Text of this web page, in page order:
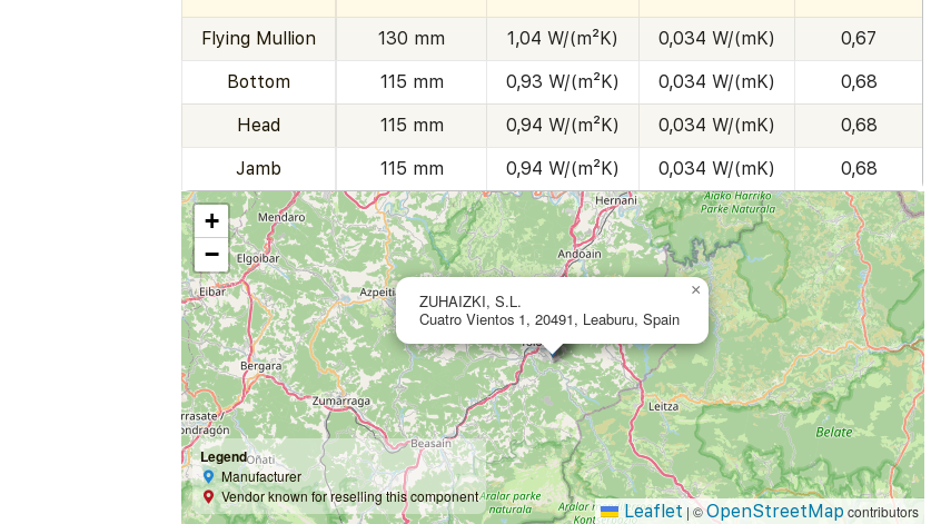
Flying Mullion 130 mm 1,04 W/(m²K) 0,034 W/(mK) 0,67
Bottom 115 mm 0,93 W/(m²K) 0,034 W/(mK) 0,68
Head 115 mm 0,94 W/(m²K) 0,034 W/(mK) 0,68
Jamb 115 mm 0,94 W/(m²K) 0,034 W/(mK) 0,68
ZUHAIZKI, S.L.
Cuatro Vientos 1, 20491, Leaburu, Spain
×
+
−
Legend
Manufacturer
Vendor known for reselling this component
Leaflet | ©OpenStreetMap contributors